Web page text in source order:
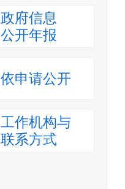
政府信息
公开年报
依申请公开
工作机构与
联系方式